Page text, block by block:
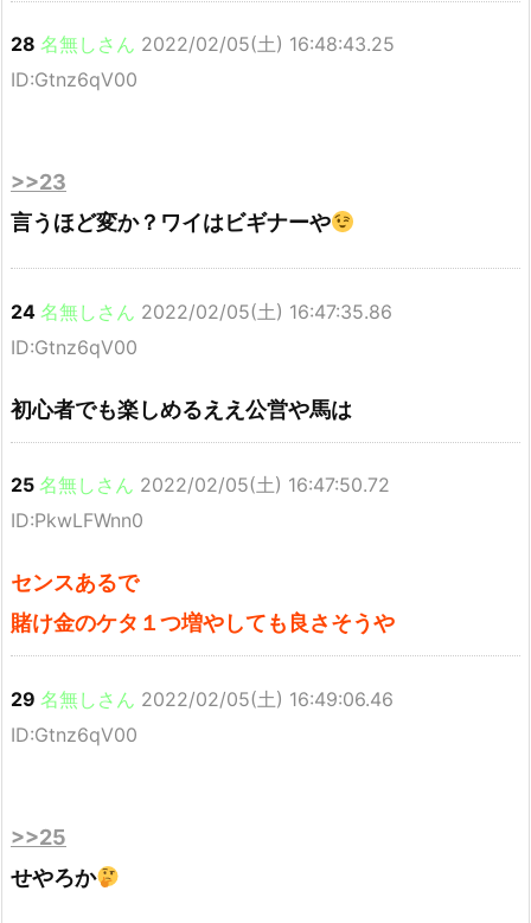
28 名無しさん 2022/02/05(土) 16:48:43.25
ID:Gtnz6qV00
>>23
言うほど変か？ワイはビギナーや
24 名無しさん 2022/02/05(土) 16:47:35.86
ID:Gtnz6qV00
初心者でも楽しめるええ公営や馬は
25 名無しさん 2022/02/05(土) 16:47:50.72
ID:PkwLFWnn0
センスあるで
賭け金のケタ１つ増やしても良さそうや
29 名無しさん 2022/02/05(土) 16:49:06.46
ID:Gtnz6qV00
>>25
せやろか